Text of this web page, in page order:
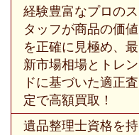
経験豊富なプロのス
タッフが商品の価値
を正確に見極め、最
新市場相場とトレン
ドに基づいた適正査
定で高額買取！
遺品整理士資格を持